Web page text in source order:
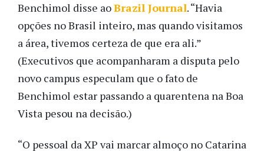
Benchimol disse aoBrazil Journal. “Havia
opções no Brasil inteiro, mas quando visitamos
a área, tivemos certeza de que era ali.”
(Executivos que acompanharam a disputa pelo
novo campus especulam que o fato de
Benchimol estar passando a quarentena na Boa
Vista pesou na decisão.)
“O pessoal da XP vai marcar almoço no Catarina